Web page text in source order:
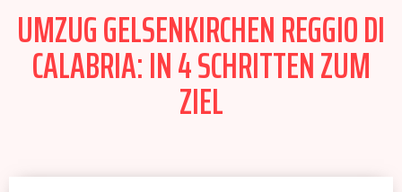
UMZUG GELSENKIRCHEN REGGIO DI
CALABRIA: IN 4 SCHRITTEN ZUM
ZIEL